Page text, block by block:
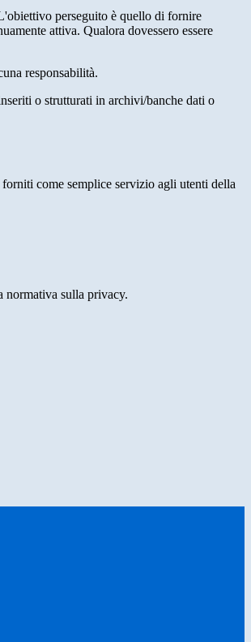
perseguito è quello di fornire
attiva. Qualora dovessero essere
responsabilità.
o strutturati in archivi/banche dati o
come semplice servizio agli utenti della
normativa sulla privacy.